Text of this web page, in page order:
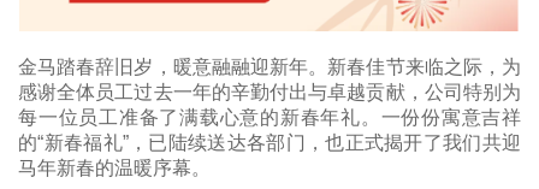
金马踏春辞旧岁，暖意融融迎新年。新春佳节来临之际，为
感谢全体员工过去一年的辛勤付出与卓越贡献，公司特别为
每一位员工准备了满载心意的新春年礼。一份份寓意吉祥
的“新春福礼”，已陆续送达各部门，也正式揭开了我们共迎
马年新春的温暖序幕。